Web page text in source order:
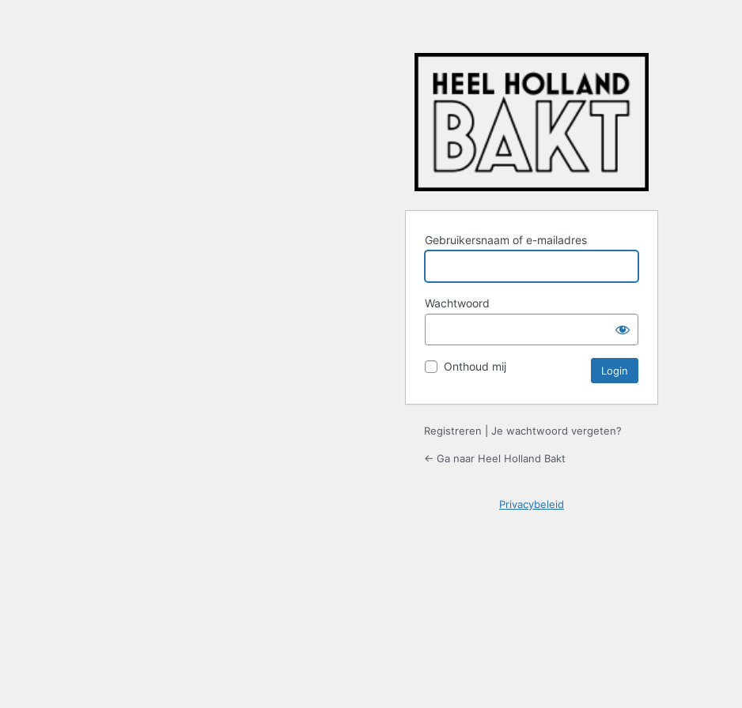
Gebruikersnaam of e-mailadres
Wachtwoord
Onthoud mij
Registreren Je wachtwoord vergeten?
← Ga naar Heel Holland Bakt
Privacybeleid